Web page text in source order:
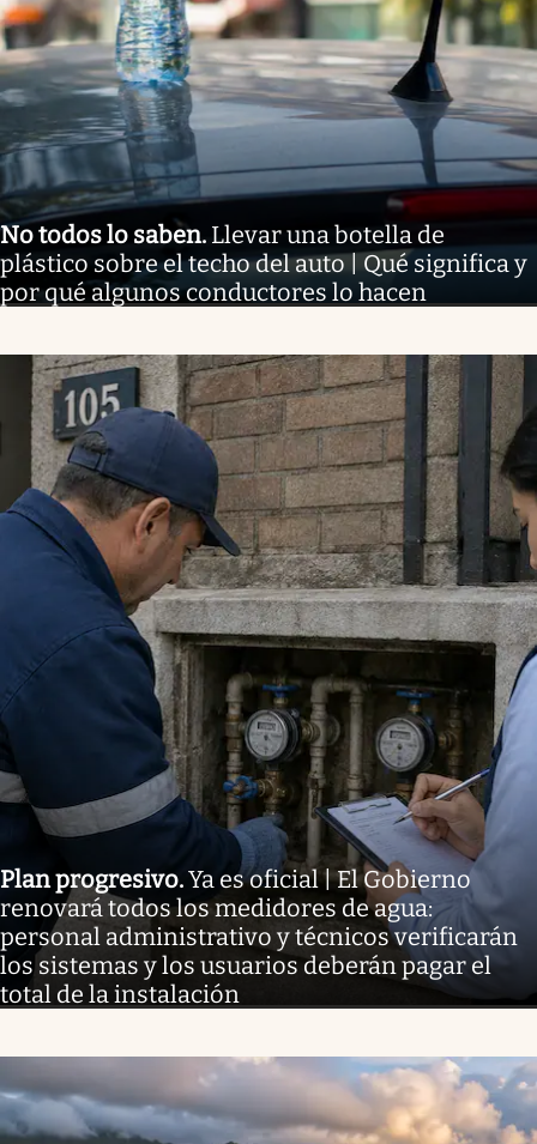
No todos lo saben. Llevar una botella de
plástico sobre el techo del auto | Qué significa y
por qué algunos conductores lo hacen
Plan progresivo.Ya es oficial | El Gobierno
renovará todos los medidores de agua:
personal administrativo y técnicos verificarán
los sistemas y los usuarios deberán pagar el
total de la instalación